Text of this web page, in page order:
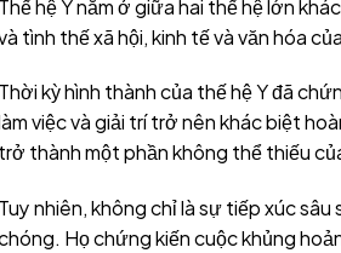
Thế hệ Y nằm ở giữa hai thế hệ lớn
tình thế xã hội, kinh tế và văn hóa
Thời kỳ hình thành của thế hệ Y đã
việc và giải trí trở nên khác biệt
trở thành một phần không thể thiếu
Tuy nhiên, không chỉ là sự tiếp xúc
Họ chứng kiến cuộc khủng